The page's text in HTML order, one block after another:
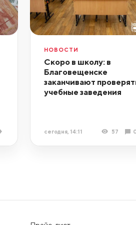
НОВОСТИ
Скоро в школу: в
Благовещенске
заканчивают
учебные заведения
сегодня, 14:11 57